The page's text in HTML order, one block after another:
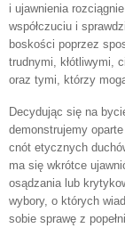
i ujawnienia
współczuciu i
boskości poprzez
trudnymi, kłótliwymi,
oraz tymi, którzy
Decydując się na
demonstrujemy
cnót etycznych
ma się wkrótce
osądzania lub
wybory, o których
sobie sprawę z